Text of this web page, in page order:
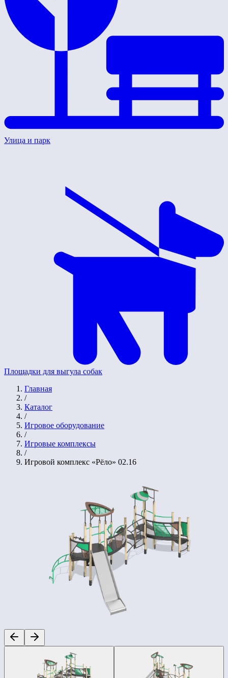
Улица и парк
Площадки для выгула собак
Главная
/
Каталог
/
Игровое оборудование
/
Игровые комплексы
/
Игровой комплекс «Рёло» 02.16